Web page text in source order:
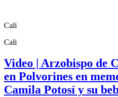
Cali
Cali
Video | Arzobispo de
en Polvorines en
Camila Potosí y su